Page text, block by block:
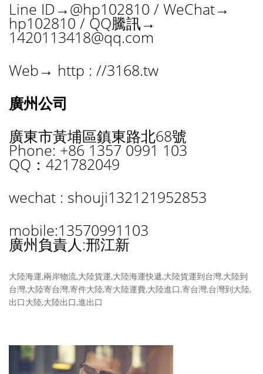
Line ID→@hp102810 / WeChat→
hp102810 / QQ騰訊→
1420113418@qq.com
Web→ http : //3168.tw
廣州公司
廣東市黃埔區鎮東路北68號
Phone: +86 1357 0991 103
QQ：421782049
wechat : shouji132121952853
mobile:13570991103
廣州負責人:邢江新
大陸海運,兩岸物流,大陸貨運,大陸海運快遞,大陸貨運到台灣,大陸到
台灣,大陸寄台灣,寄件大陸,寄大陸運費,大陸進口,寄台灣,台灣到大陸,
出口大陸,大陸出口,進出口